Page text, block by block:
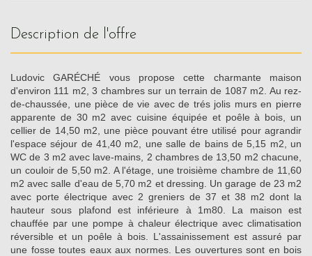
description de l'offre
Ludovic GARÉCHÉ vous propose cette charmante maison
d'environ 111 m2, 3 chambres sur un terrain de 1087 m2. Au rez-
de-chaussée, une pièce de vie avec de trés jolis murs en pierre
apparente de 30 m2 avec cuisine équipée et poêle à bois, un
cellier de 14,50 m2, une pièce pouvant étre utilisé pour agrandir
l'espace séjour de 41,40 m2, une salle de bains de 5,15 m2, un
WC de 3 m2 avec lave-mains, 2 chambres de 13,50 m2 chacune,
un couloir de 5,50 m2. A l'étage, une troisième chambre de 11,60
m2 avec salle d'eau de 5,70 m2 et dressing. Un garage de 23 m2
avec porte électrique avec 2 greniers de 37 et 38 m2 dont la
hauteur sous plafond est inférieure à 1m80. La maison est
chauffée par une pompe à chaleur électrique avec climatisation
réversible et un poêle à bois. L'assainissement est assuré par
une fosse toutes eaux aux normes. Les ouvertures sont en bois